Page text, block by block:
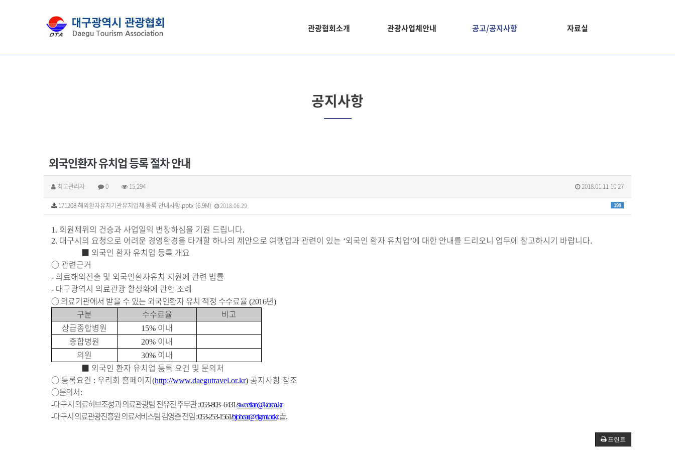
관광협회소개 관광사업체안내 공고/공지사항 자료실
공지사항
외국인환자 유치업 등록 절차 안내
최고관리자 0 15,294 2018.01.11 10:27
199
171208 해외환자유치기관유치업체 등록 안내사항.pptx (6.9M) 2018.06.29
1. 회원제위의 건승과 사업일익 번창하심을 기원 드립니다.
2. 대구시의 요청으로 어려운 경영환경을 타개할 하나의 제안으로 여행업과 관련이 있는 ‘외국인 환자 유치업’에 대한 안내를 드리오니 업무에 참고하시기 바랍니다.
■ 외국인 환자 유치업 등록 개요
○ 관련근거
- 의료해외진출 및 외국인환자유치 지원에 관련 법률
- 대구광역시 의료관광 활성화에 관한 조례
○의료기관에서 받을 수 있는 외국인환자 유치 적정 수수료율 (2016년)
구분 수수료율
비고
상급종합병원
15% 이내
종합병원
20% 이내
의원
30% 이내
■ 외국인 환자 유치업 등록 요건 및 문의처
○ 등록요건 : 우리회 홈페이지(http://www.daegutravel.or.kr) 공지사항 참조
○문의처:
-대구시 의료허브조성과 의료관광팀 전유진 주무관: 053-803–6431/sweetian@korea.kr
-대구시 의료관광진흥원 의료서비스팀 김영준 전임: 053-253-1561/bjobear@dgmt.or.kr.끝.
프린트